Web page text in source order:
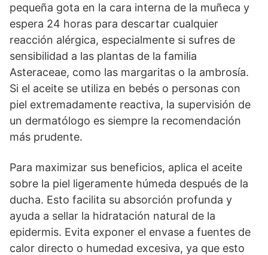
pequeña gota en la cara interna de la muñeca y
espera 24 horas para descartar cualquier
reacción alérgica, especialmente si sufres de
sensibilidad a las plantas de la familia
Asteraceae, como las margaritas o la ambrosía.
Si el aceite se utiliza en bebés o personas con
piel extremadamente reactiva, la supervisión de
un dermatólogo es siempre la recomendación
más prudente.
Para maximizar sus beneficios, aplica el aceite
sobre la piel ligeramente húmeda después de la
ducha. Esto facilita su absorción profunda y
ayuda a sellar la hidratación natural de la
epidermis. Evita exponer el envase a fuentes de
calor directo o humedad excesiva, ya que esto